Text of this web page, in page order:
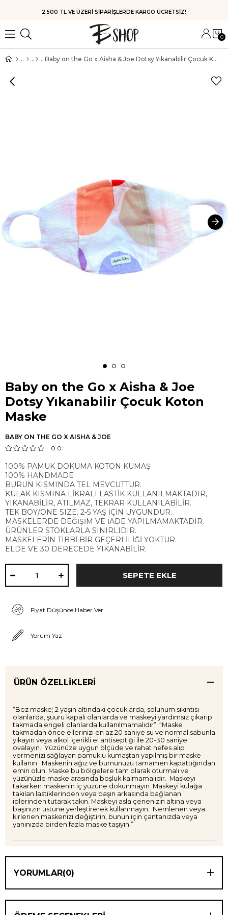
HIZLI KARGO
0
Baby on the Go x Aisha & Joe Dotsy Yıkanabilir Çocuk Koton Maske
Baby on the Go x Aisha & Joe
Dotsy Yıkanabilir Çocuk Koton
Maske
BABY ON THE GO X AISHA & JOE
0.0
100% PAMUK DOKUMA KOTON KUMAŞ
100% HANDMADE
BURUN KISMINDA TEL MEVCUTTUR.
KULAK KISMINA LİKRALI LASTİK KULLANILMAKTADIR,
YIKANABİLİR, ATILMAZ, TEKRAR KULLANILABİLİR.
TEK BOY/ONE SIZE. 2-5 YAŞ İÇİN UYGUNDUR.
MASKELERDE DEĞİŞİM VE İADE YAPILMAMAKTADIR.
ÜRÜNLER STOKLARLA SINIRLIDIR.
MASKELERİN TIBBİ BİR GEÇERLİLİĞİ YOKTUR.
ELDE VE 30 DERECEDE YIKANABİLİR.
Fiyat Düşünce Haber Ver
Yorum Yaz
ÜRÜN ÖZELLIKLERI
“Bez maske; 2 yaşın altındaki çocuklarda, solunum sıkıntısı
olanlarda, şuuru kapalı olanlarda ve maskeyi yardımsız çıkarıp
takmada engeli olanlarda kullanılmamalıdır” “Maske
takmadan önce ellerinizi en az 20 saniye su ve normal sabunla
yıkayın veya alkol içerikli el antiseptiği ile 20-30 saniye
ovalayın. Yüzünüze uygun ölçüde ve rahat nefes alıp
vermenizi sağlayan pamuklu kumaştan yapılmış bir maske
kullanın. Maskenin ağız ve burnunuzu tamamen kapattığından
emin olun. Maske bu bölgelere tam olarak oturmalı ve
yüzünüzle maske arasında boşluk kalmamalıdır. Maskeyi
takarken maskenin iç yüzüne dokunmayın. Maskeyi kulağa
takılan lastiklerinden veya başın arkasında bağlanan
iplerinden tutarak takın. Maskeyi asla çenenizin altına veya
başınızın üstüne yerleştirerek kullanmayın. Nemlenen veya
kirlenen maskenizi değiştirin, bunun için çantanızda veya
yanınızda birden fazla maske taşıyın.”
YORUMLAR(0)